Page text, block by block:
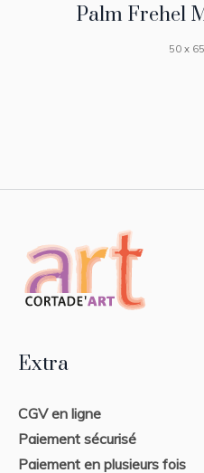
Palm Frehel
50 x
Extra
CGV en ligne
Paiement sécurisé
Paiement en plusieurs fois